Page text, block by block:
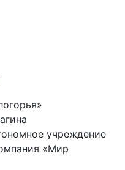
учреждение
«Мир